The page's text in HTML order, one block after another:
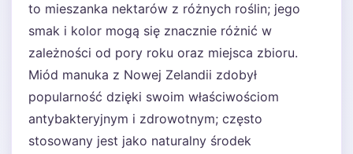
to mieszanka nektarów z różnych roślin; jego
smak i kolor mogą się znacznie różnić w
zależności od pory roku oraz miejsca zbioru.
Miód manuka z Nowej Zelandii zdobył
popularność dzięki swoim właściwościom
antybakteryjnym i zdrowotnym; często
stosowany jest jako naturalny środek